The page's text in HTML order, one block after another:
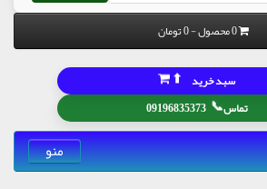
0 محصول - 0 تومان
تماس📞
09196835373
سبد خرید ⬆
منو